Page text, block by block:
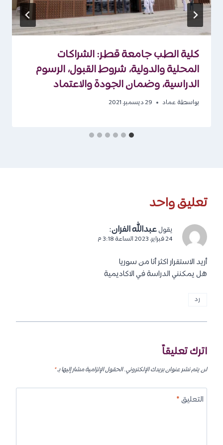
كلية الطب جامعة قطر: الشراكات
المحلية والدولية، شروط القبول، الرسوم
الدراسية، وضمان الجودة والاعتماد
بواسطة عماد 29 ديسمبر، 2021
تعليق واحد
يقول عبدالله الفران:
24 فبراير، 2023 الساعة 3:18 م
أريد الاستقرار اكثر أنا من سوريا
هل يمكنني الدراسة في الاكاديمية
رد
اترك تعليقاً
لن يتم نشر عنوان بريدك الإلكتروني.الحقول الإلزامية مشار إليها بـ*
التعليق*